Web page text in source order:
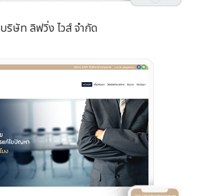
บริษัท ลิฟวิ่ง ไวส์ จำกัด